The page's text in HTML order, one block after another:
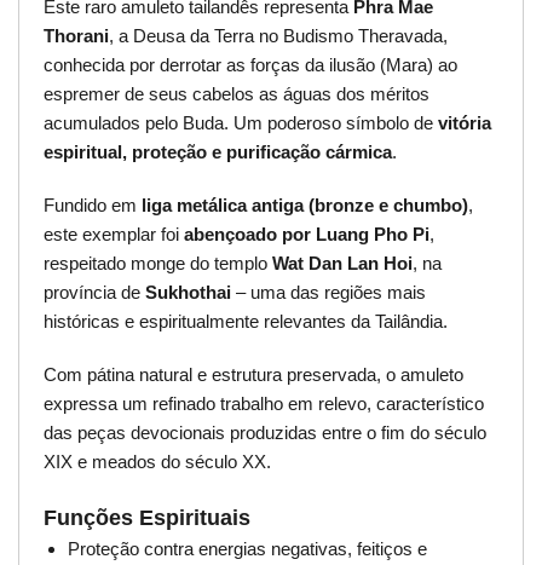
Este raro amuleto tailandês representa Phra Mae
Thorani, a Deusa da Terra no Budismo Theravada,
conhecida por derrotar as forças da ilusão (Mara) ao
espremer de seus cabelos as águas dos méritos
acumulados pelo Buda. Um poderoso símbolo de vitória
espiritual, proteção e purificação cármica.
Fundido em liga metálica antiga (bronze e chumbo),
este exemplar foi abençoado por Luang Pho Pi,
respeitado monge do templo Wat Dan Lan Hoi, na
província de Sukhothai – uma das regiões mais
históricas e espiritualmente relevantes da Tailândia.
Com pátina natural e estrutura preservada, o amuleto
expressa um refinado trabalho em relevo, característico
das peças devocionais produzidas entre o fim do século
XIX e meados do século XX.
Funções Espirituais
Proteção contra energias negativas, feitiços e